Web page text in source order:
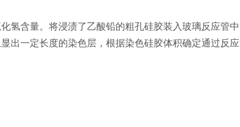
氢含量。将浸渍了乙酸铅的粗孔硅胶装入玻璃反应管
出一定长度的染色层，根据染色硅胶体积确定通过反